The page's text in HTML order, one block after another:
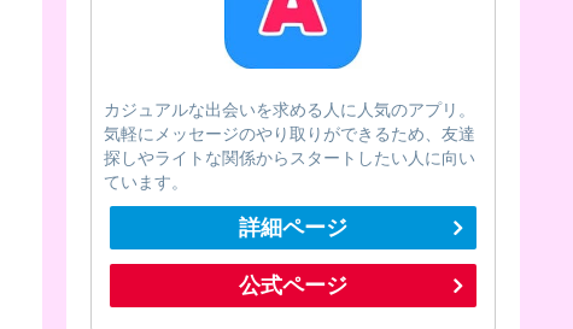
カジュアルな出会いを求める人に人気のアプリ。
気軽にメッセージのやり取りができるため、友達
探しやライトな関係からスタートしたい人に向い
ています。
詳細ページ
公式ページ